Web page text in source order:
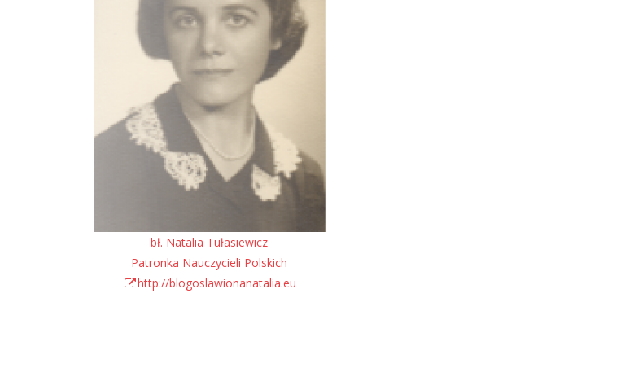
bł. Natalia Tułasiewicz
Patronka Nauczycieli Polskich
http://blogoslawionanatalia.eu